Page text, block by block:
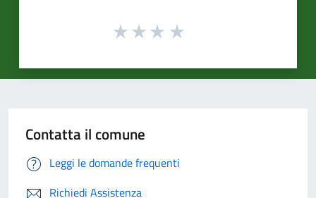
Contatta il comune
Leggi le domande frequenti
Richiedi Assistenza